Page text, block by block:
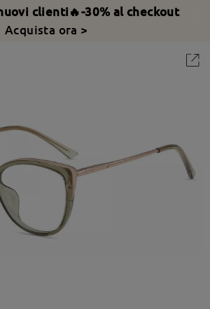
clienti🔥-30% al checkout
Acquista ora >